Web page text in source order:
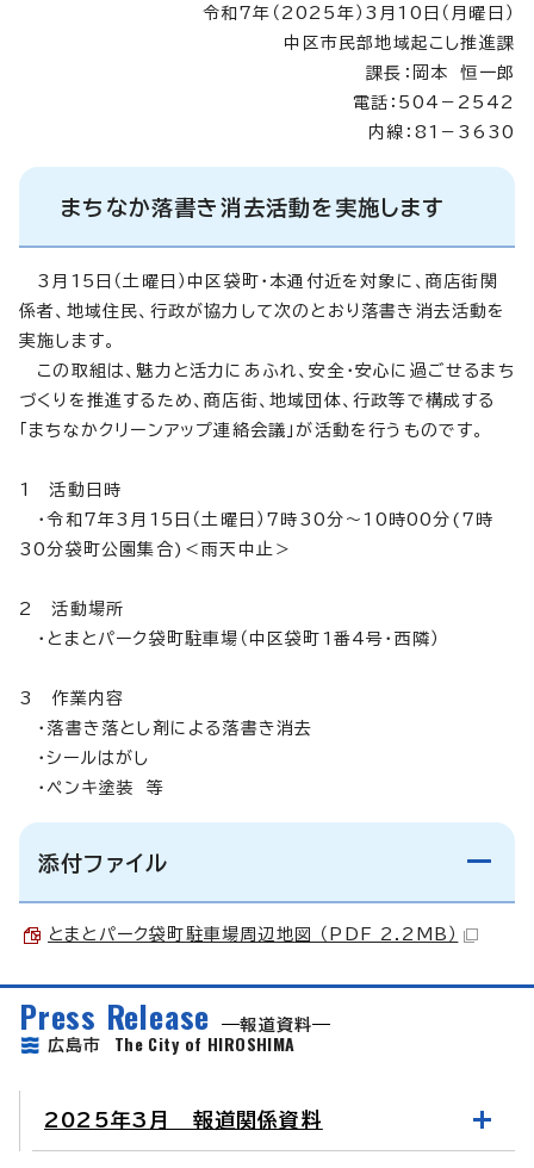
令和7年（2025年）3月10日（月曜日）
中区市民部地域起こし推進課
課長：岡本 恒一郎
電話：504－2542
内線：81－3630
まちなか落書き消去活動を実施します
3月15日（土曜日）中区袋町・本通付近を対象に、商店街関
係者、地域住民、行政が協力して次のとおり落書き消去活動を
実施します。
この取組は、魅力と活力にあふれ、安全・安心に過ごせるまち
づくりを推進するため、商店街、地域団体、行政等で構成する
「まちなかクリーンアップ連絡会議」が活動を行うものです。
1 活動日時
・令和7年3月15日（土曜日）7時30分～10時00分(7時
30分袋町公園集合)＜雨天中止＞
2 活動場所
・とまとパーク袋町駐車場（中区袋町1番4号・西隣）
3 作業内容
・落書き落とし剤による落書き消去
・シールはがし
・ペンキ塗装 等
添付ファイル
とまとパーク袋町駐車場周辺地図 （PDF 2.2MB）
Press Release
報道資料
広島市 The City of HIROSHIMA
2025年3月 報道関係資料